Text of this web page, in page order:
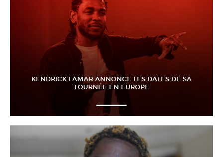
KENDRICK LAMAR ANNONCE LES DATES DE SA
TOURNÉE EN EUROPE